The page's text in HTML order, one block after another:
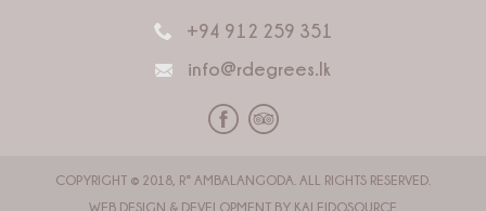
+94 912 259 351
info@rdegrees.lk
COPYRIGHT © 2018, Rª AMBALANGODA. ALL RIGHTS RESERVED.
WEB DESIGN & DEVELOPMENT BY KALEIDOSOURCE